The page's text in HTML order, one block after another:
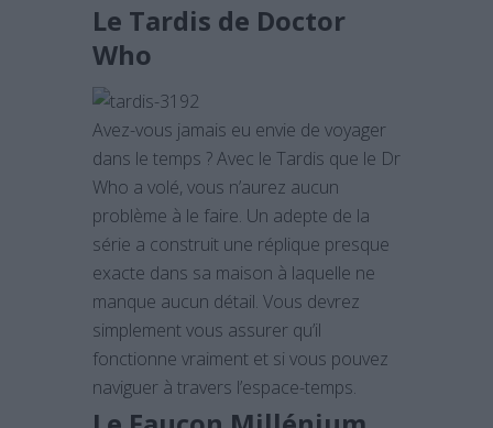
Le Tardis de Doctor
Who
Avez-vous jamais eu envie de voyager
dans le temps ? Avec le Tardis que le Dr
Who a volé, vous n’aurez aucun
problème à le faire. Un adepte de la
série a construit une réplique presque
exacte dans sa maison à laquelle ne
manque aucun détail. Vous devrez
simplement vous assurer qu’il
fonctionne vraiment et si vous pouvez
naviguer à travers l’espace-temps.